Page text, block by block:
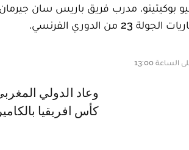
مدرب فريق باريس سان جيرمان
23 من الدوري الفرنسي.
وعاد الدولي المغربي أشرف حكيمي بعد انتهاء مشاركته مع منتخب المغرب في
كأس افريقيا